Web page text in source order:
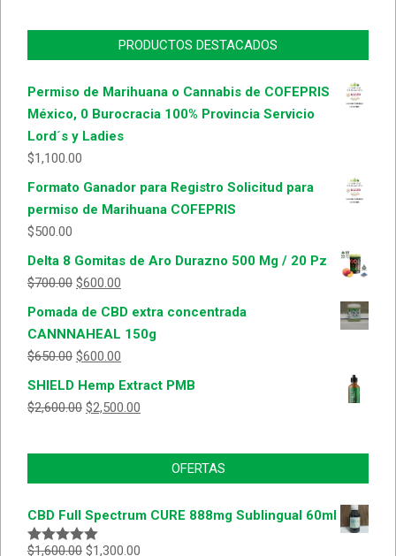
PRODUCTOS DESTACADOS
Permiso de Marihuana o Cannabis de COFEPRIS
México, 0 Burocracia 100% Provincia Servicio
Lord´s y Ladies
$1,100.00
Formato Ganador para Registro Solicitud para
permiso de Marihuana COFEPRIS
$500.00
Delta 8 Gomitas de Aro Durazno 500 Mg / 20 Pz
$700.00 $600.00
Pomada de CBD extra concentrada
CANNNAHEAL 150g
$650.00 $600.00
SHIELD Hemp Extract PMB
$2,600.00 $2,500.00
OFERTAS
CBD Full Spectrum CURE 888mg Sublingual 60ml
Valorado
$1,600.00 $1,300.00